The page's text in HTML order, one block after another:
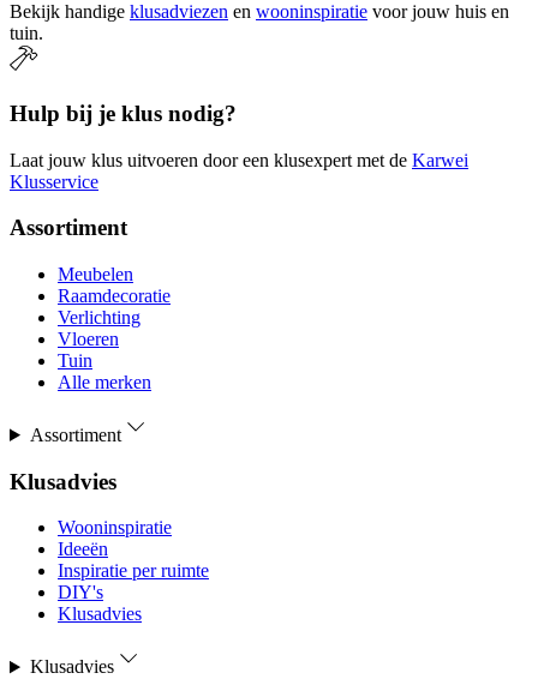
Bekijk handige klusadviezen en wooninspiratie voor jouw huis en
tuin.
Hulp bij je klus nodig?
Laat jouw klus uitvoeren door een klusexpert met de Karwei
Klusservice
Assortiment
Meubelen
Raamdecoratie
Verlichting
Vloeren
Tuin
Alle merken
Assortiment
Klusadvies
Wooninspiratie
Ideeën
Inspiratie per ruimte
DIY's
Klusadvies
Klusadvies